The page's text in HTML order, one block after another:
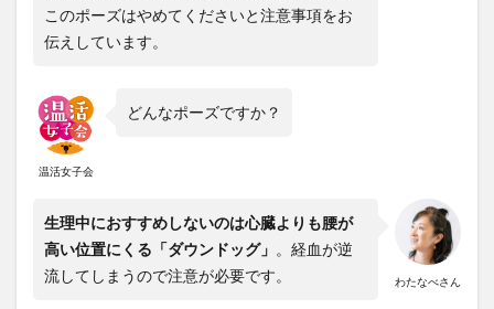
このポーズはやめてくださいと注意事項をお
伝えしています。
温活女子会
どんなポーズですか？
わたなべさん
生理中におすすめしないのは心臓よりも腰が
高い位置にくる「ダウンドッグ」 。経血が逆
流してしまうので注意が必要です。